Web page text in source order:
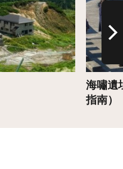
海嘯遺
指南）